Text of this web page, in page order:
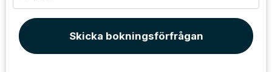
Skicka bokningsförfrågan